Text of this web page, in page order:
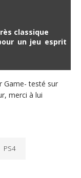
classique
un jeu esprit
Game- testé sur
merci à lui
PS4